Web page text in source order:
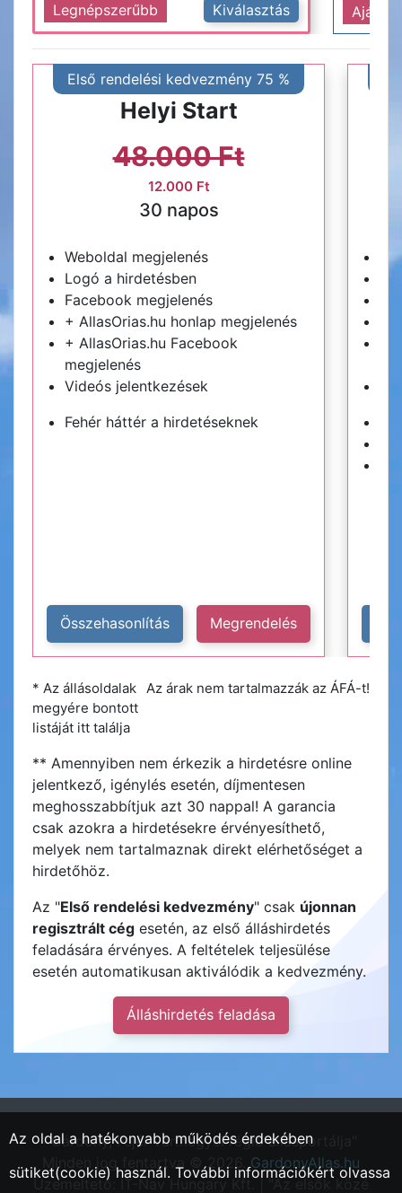
Legnépszerűbb Kiválasztás
Első rendelési kedvezmény 75 %
Helyi Start
48.000 Ft
12.000 Ft
30 napos
Weboldal megjelenés
Logó a hirdetésben
Facebook megjelenés
+ AllasOrias.hu honlap megjelenés
+ AllasOrias.hu Facebook
megjelenés
Videós jelentkezések
Fehér háttér a hirdetéseknek
Összehasonlítás Megrendelés
Az árak nem tartalmazzák az ÁFÁ-t!
* Az állásoldalak
megyére bontott
listáját itt találja
** Amennyiben nem érkezik a hirdetésre online
jelentkező, igénylés esetén, díjmentesen
meghosszabbítjuk azt 30 nappal! A garancia
csak azokra a hirdetésekre érvényesíthető,
melyek nem tartalmaznak direkt elérhetőséget a
hirdetőhöz.
Az "Első rendelési kedvezmény" csak újonnan
regisztrált cég esetén, az első álláshirdetés
feladására érvényes. A feltételek teljesülése
esetén automatikusan aktiválódik a kedvezmény.
Álláshirdetés feladása
"Gárdony, Fejér vármegyei régió állásportálja"
Minden jog fentartva © 2026.GardonyAllas.hu
Üzemeltető: IT-Nav Hungary Kft. | "Az elsők közé
Az oldal a hatékonyabb működés érdekében
sütiket(cookie) használ. További információkért olvassa